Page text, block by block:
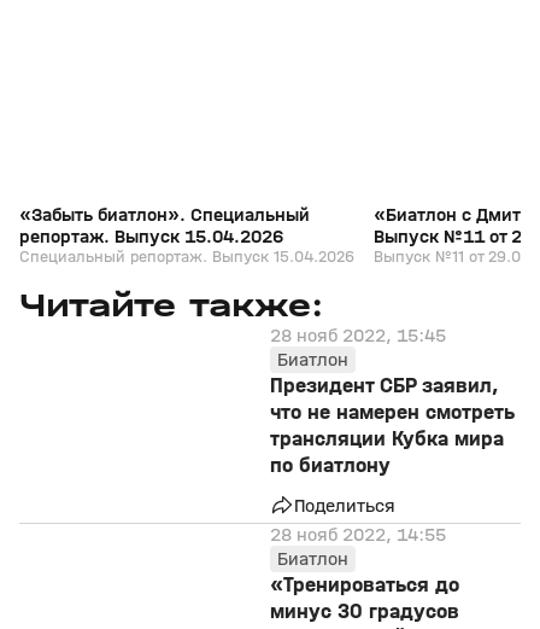
«Забыть биатлон». Специальный
репортаж. Выпуск 15.04.2026
Специальный репортаж. Выпуск 15.04.2026
«Биатлон с
Выпуск №11 от
Выпуск №11 от
Читайте также:
28 нояб 2022, 15:45
Биатлон
Президент СБР заявил,
что не намерен смотреть
трансляции Кубка мира
по биатлону
Поделиться
28 нояб 2022, 14:55
Биатлон
«Тренироваться до
минус 30 градусов